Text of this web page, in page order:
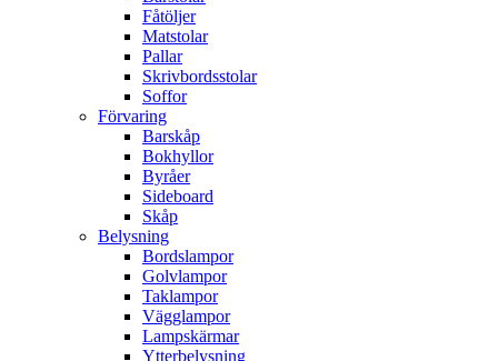
Fåtöljer
Matstolar
Pallar
Skrivbordsstolar
Soffor
Förvaring
Barskåp
Bokhyllor
Byråer
Sideboard
Skåp
Belysning
Bordslampor
Golvlampor
Taklampor
Vägglampor
Lampskärmar
Ytterbelysning